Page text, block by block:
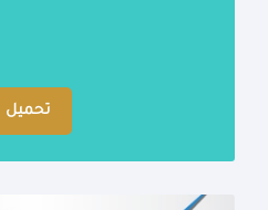
تحميل